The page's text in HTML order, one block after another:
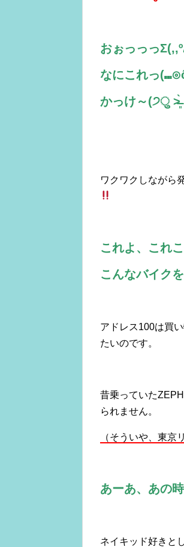
おぉっっっ
なにこれっ
かっけ～(੭ु ˃̶͈̀
ワクワクしながら
これよ、これこ
こんなバイク
アドレス100は買
たいのです。
昔乗っていた
られません。
（そういや、東京
あーあ、あの
ネイキッド好きと